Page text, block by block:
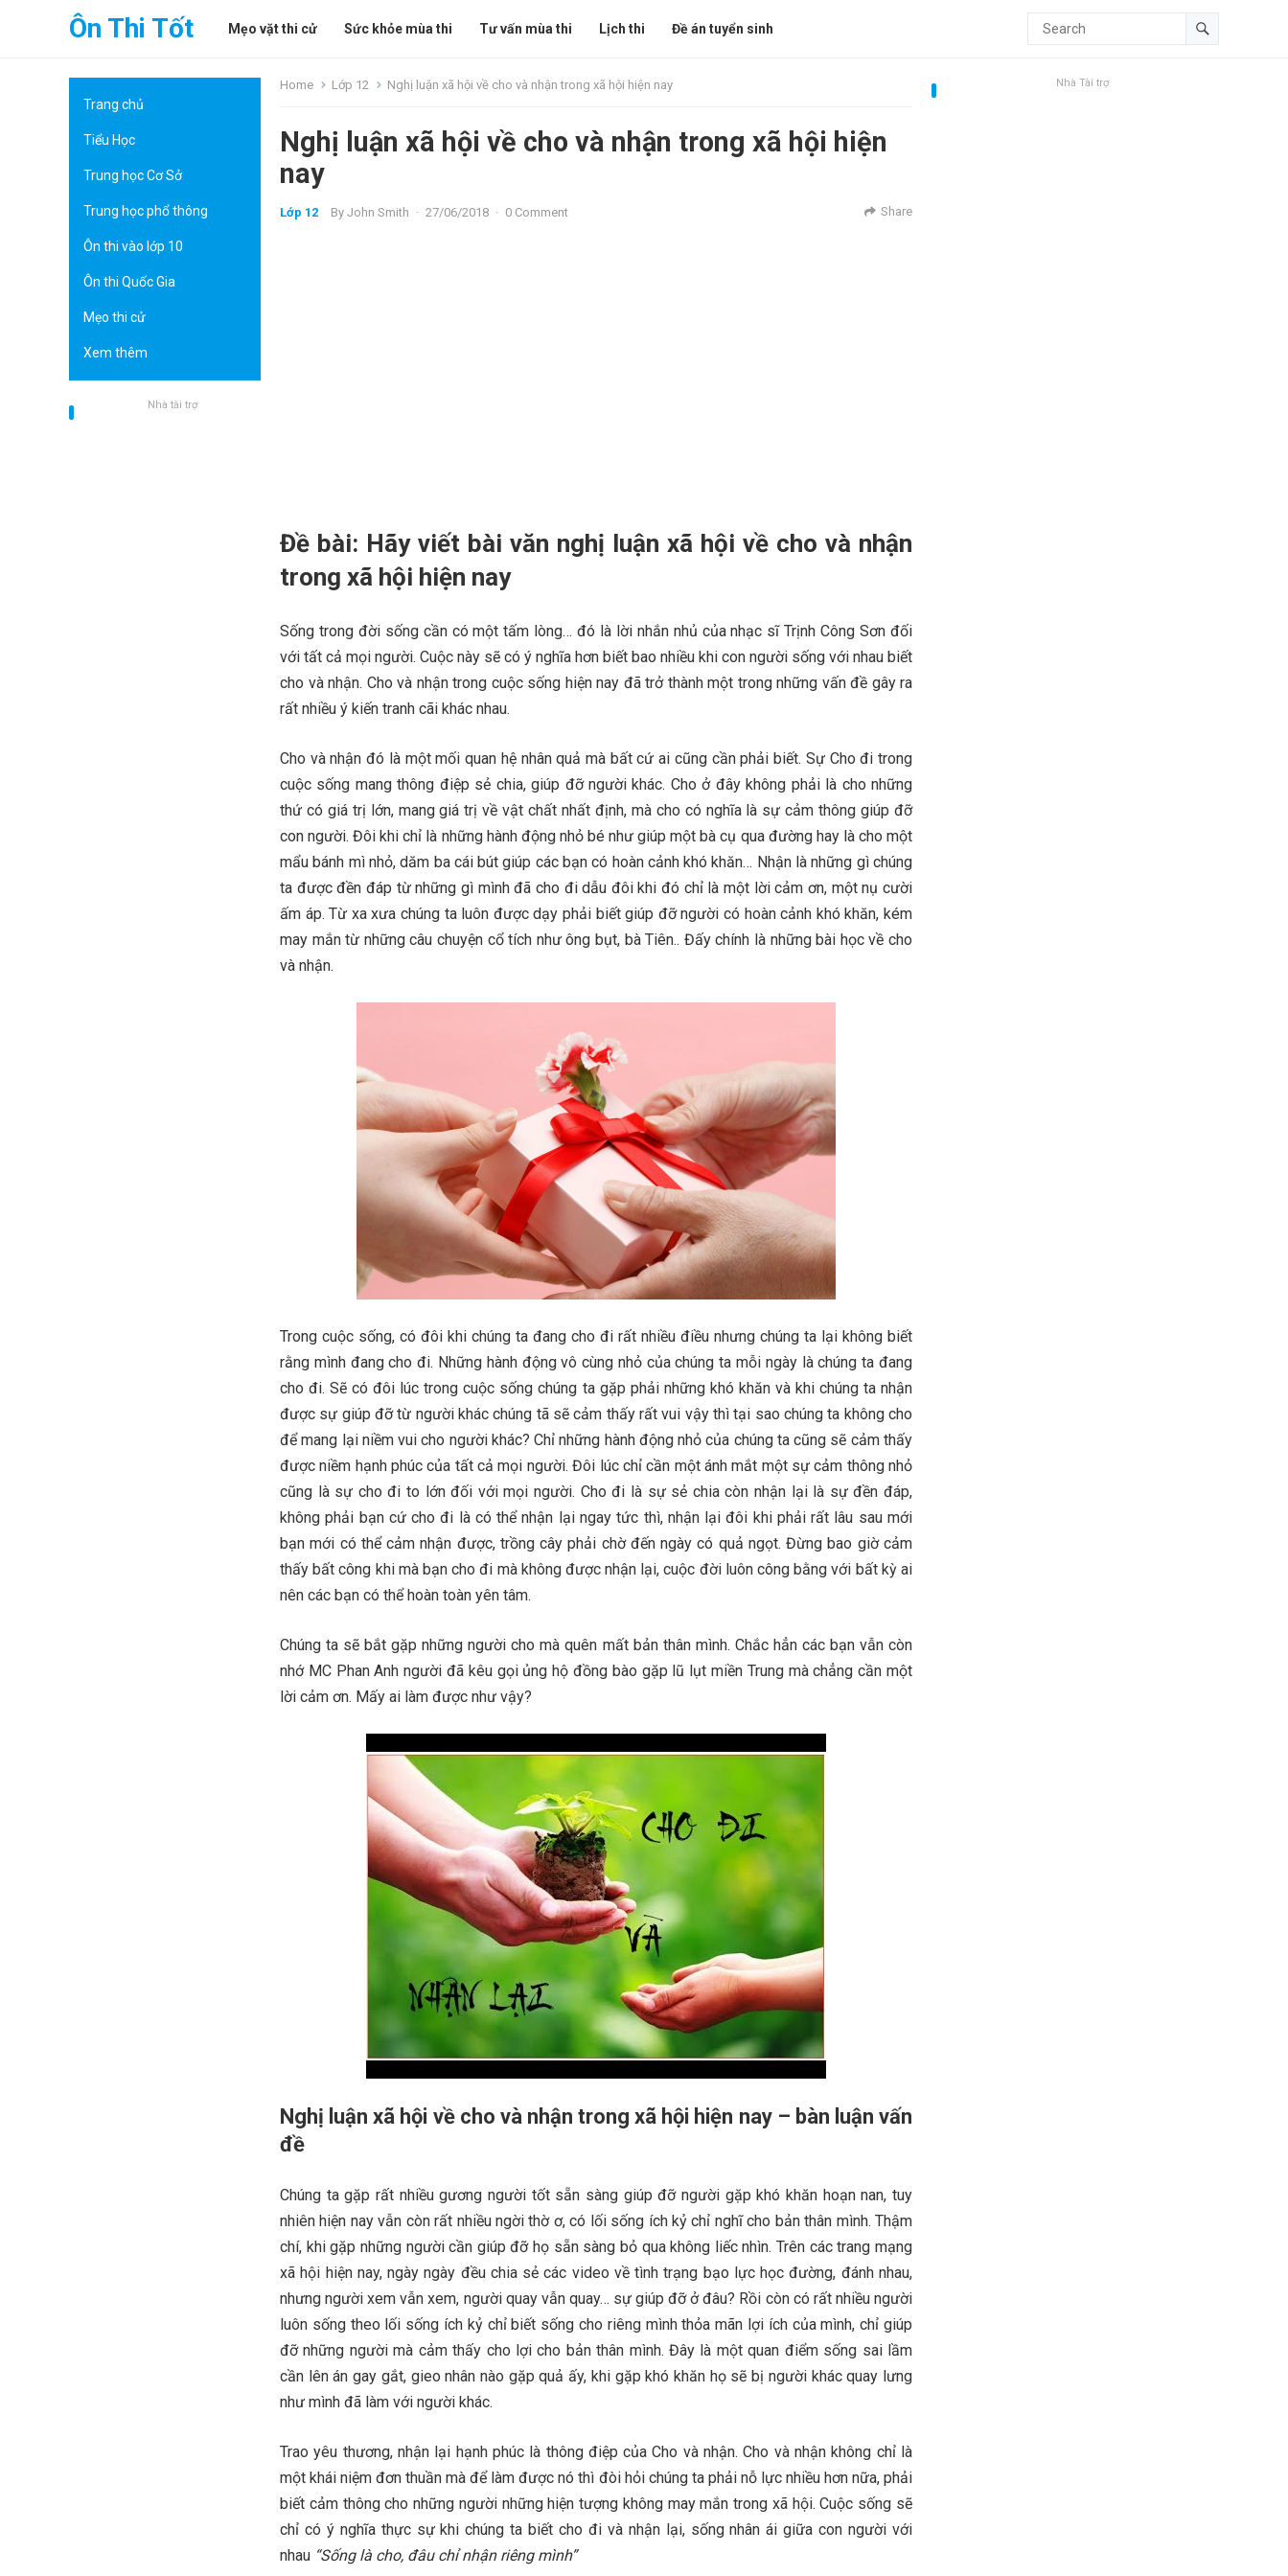
Ôn Thi Tốt Mẹo vặt thi cử Sức khỏe mùa thi Tư vấn mùa thi Lịch thi Đề án tuyển sinh
Trang chủ
Tiểu Học
Trung học Cơ Sở
Trung học phổ thông
Ôn thi vào lớp 10
Ôn thi Quốc Gia
Mẹo thi cử
Xem thêm
Nhà tài trợ
Home Lớp 12 Nghị luận xã hội về cho và nhận trong xã hội hiện nay
Nghị luận xã hội về cho và nhận trong xã hội hiện
nay
Lớp 12 By John Smith · 27/06/2018 · 0 Comment Share
Đề bài: Hãy viết bài văn nghị luận xã hội về cho và nhận
trong xã hội hiện nay
Sống trong đời sống cần có một tấm lòng… đó là lời nhắn nhủ của nhạc sĩ Trịnh Công Sơn đối
với tất cả mọi người. Cuộc này sẽ có ý nghĩa hơn biết bao nhiều khi con người sống với nhau biết
cho và nhận. Cho và nhận trong cuộc sống hiện nay đã trở thành một trong những vấn đề gây ra
rất nhiều ý kiến tranh cãi khác nhau.
Cho và nhận đó là một mối quan hệ nhân quả mà bất cứ ai cũng cần phải biết. Sự Cho đi trong
cuộc sống mang thông điệp sẻ chia, giúp đỡ người khác. Cho ở đây không phải là cho những
thứ có giá trị lớn, mang giá trị về vật chất nhất định, mà cho có nghĩa là sự cảm thông giúp đỡ
con người. Đôi khi chỉ là những hành động nhỏ bé như giúp một bà cụ qua đường hay là cho một
mẩu bánh mì nhỏ, dăm ba cái bút giúp các bạn có hoàn cảnh khó khăn… Nhận là những gì chúng
ta được đền đáp từ những gì mình đã cho đi dẫu đôi khi đó chỉ là một lời cảm ơn, một nụ cười
ấm áp. Từ xa xưa chúng ta luôn được dạy phải biết giúp đỡ người có hoàn cảnh khó khăn, kém
may mắn từ những câu chuyện cổ tích như ông bụt, bà Tiên.. Đấy chính là những bài học về cho
và nhận.
Trong cuộc sống, có đôi khi chúng ta đang cho đi rất nhiều điều nhưng chúng ta lại không biết
rằng mình đang cho đi. Những hành động vô cùng nhỏ của chúng ta mỗi ngày là chúng ta đang
cho đi. Sẽ có đôi lúc trong cuộc sống chúng ta gặp phải những khó khăn và khi chúng ta nhận
được sự giúp đỡ từ người khác chúng tã sẽ cảm thấy rất vui vậy thì tại sao chúng ta không cho
để mang lại niềm vui cho người khác? Chỉ những hành động nhỏ của chúng ta cũng sẽ cảm thấy
được niềm hạnh phúc của tất cả mọi người. Đôi lúc chỉ cần một ánh mắt một sự cảm thông nhỏ
cũng là sự cho đi to lớn đối với mọi người. Cho đi là sự sẻ chia còn nhận lại là sự đền đáp,
không phải bạn cứ cho đi là có thể nhận lại ngay tức thì, nhận lại đôi khi phải rất lâu sau mới
bạn mới có thể cảm nhận được, trồng cây phải chờ đến ngày có quả ngọt. Đừng bao giờ cảm
thấy bất công khi mà bạn cho đi mà không được nhận lại, cuộc đời luôn công bằng với bất kỳ ai
nên các bạn có thể hoàn toàn yên tâm.
Chúng ta sẽ bắt gặp những người cho mà quên mất bản thân mình. Chắc hẳn các bạn vẫn còn
nhớ MC Phan Anh người đã kêu gọi ủng hộ đồng bào gặp lũ lụt miền Trung mà chẳng cần một
lời cảm ơn. Mấy ai làm được như vậy?
Nghị luận xã hội về cho và nhận trong xã hội hiện nay – bàn luận vấn
đề
Chúng ta gặp rất nhiều gương người tốt sẵn sàng giúp đỡ người gặp khó khăn hoạn nan, tuy
nhiên hiện nay vẫn còn rất nhiều ngời thờ ơ, có lối sống ích kỷ chỉ nghĩ cho bản thân mình. Thậm
chí, khi gặp những người cần giúp đỡ họ sẵn sàng bỏ qua không liếc nhìn. Trên các trang mạng
xã hội hiện nay, ngày ngày đều chia sẻ các video về tình trạng bạo lực học đường, đánh nhau,
nhưng người xem vẫn xem, người quay vẫn quay… sự giúp đỡ ở đâu? Rồi còn có rất nhiều người
luôn sống theo lối sống ích kỷ chỉ biết sống cho riêng mình thỏa mãn lợi ích của mình, chỉ giúp
đỡ những người mà cảm thấy cho lợi cho bản thân mình. Đây là một quan điểm sống sai lầm
cần lên án gay gắt, gieo nhân nào gặp quả ấy, khi gặp khó khăn họ sẽ bị người khác quay lưng
như mình đã làm với người khác.
Trao yêu thương, nhận lại hạnh phúc là thông điệp của Cho và nhận. Cho và nhận không chỉ là
một khái niệm đơn thuần mà để làm được nó thì đòi hỏi chúng ta phải nỗ lực nhiều hơn nữa, phải
biết cảm thông cho những người những hiện tượng không may mắn trong xã hội. Cuộc sống sẽ
chỉ có ý nghĩa thực sự khi chúng ta biết cho đi và nhận lại, sống nhân ái giữa con người với
nhau “Sống là cho, đâu chỉ nhận riêng mình”
Nhà Tài trợ